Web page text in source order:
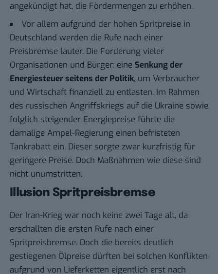
angekündigt hat, die Fördermengen zu erhöhen.
Vor allem aufgrund der hohen Spritpreise in
Deutschland werden die Rufe nach einer
Preisbremse lauter. Die Forderung vieler
Organisationen und Bürger: eine Senkung der
Energiesteuer seitens der Politik, um Verbraucher
und Wirtschaft finanziell zu entlasten. Im Rahmen
des russischen Angriffskriegs auf die Ukraine sowie
folglich steigender Energiepreise führte die
damalige Ampel-Regierung einen befristeten
Tankrabatt ein. Dieser sorgte zwar kurzfristig für
geringere Preise. Doch Maßnahmen wie diese sind
nicht unumstritten.
Illusion Spritpreisbremse
Der Iran-Krieg war noch keine zwei Tage alt, da
erschallten die ersten Rufe nach einer
Spritpreisbremse. Doch die bereits deutlich
gestiegenen Ölpreise dürften bei solchen Konflikten
aufgrund von Lieferketten eigentlich erst nach